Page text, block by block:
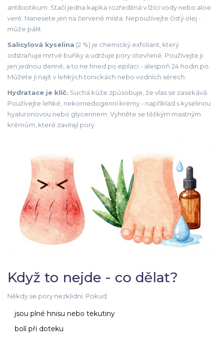
antibiotikum. Stačí jedna kapka rozředěná v lžíci vody nebo aloe
verě. Nanesete jen na červené místa. Nepoužívejte čistý olej -
může pálit.
Salicylová kyselina (2 %) je chemický exfoliant, který
odstraňuje mrtvé buňky a udržuje pory otevřené. Používejte ji
jen jednou denně, a to ne hned po epilaci - alespoň 24 hodin po.
Můžete ji najít v lehkých tonickách nebo vodních sérech.
Hydratace je klíč. Suchá kůže způsobuje, že vlas se zasekává.
Používejte lehké, nekomedogenní krémy - například s kyselinou
hyaluronovou nebo glycerinem. Vyhněte se těžkým mastným
krémům, které zavírají pory.
Když to nejde - co dělat?
Někdy se pory nezklidní. Pokud:
jsou plné hnisu nebo tekutiny
bolí při doteku